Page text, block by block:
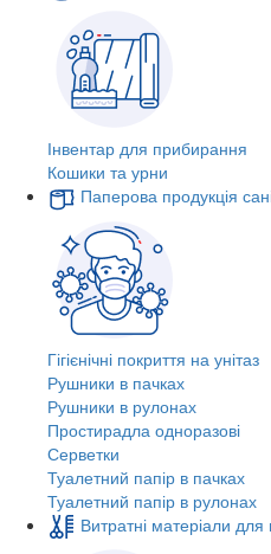
Інвентар для прибирання
Кошики та урни
Паперова продукція
Гігієнічні покриття на унітаз
Рушники в пачках
Рушники в рулонах
Простирадла одноразові
Серветки
Туалетний папір в пачках
Туалетний папір в рулонах
Витратні матеріали для